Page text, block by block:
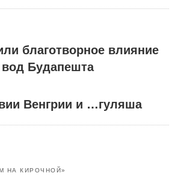
благотворное влияние
Будапешта
Венгрии и …гуляша
НА КИРОЧНОЙ»